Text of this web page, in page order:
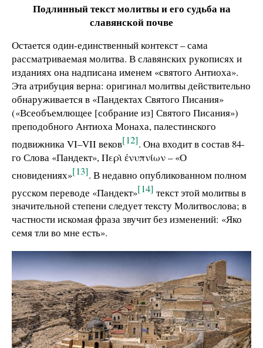
Подлинный текст молитвы и его судьба на
славянской почве
Остается один-единственный контекст – сама
рассматриваемая молитва. В славянских рукописях и
изданиях она надписана именем «святого Антиоха».
Эта атрибуция верна: оригинал молитвы действительно
обнаруживается в «Пандектах Святого Писания»
(«Всеобъемлющее [собрание из] Святого Писания»)
преподобного Антиоха Монаха, палестинского
подвижника VI–VII веков[12]. Она входит в состав 84-
го Слова «Пандект», Περὶ ἐνυπνίων – «О
сновидениях»[13]. В недавно опубликованном полном
русском переводе «Пандект»[14] текст этой молитвы в
значительной степени следует тексту Молитвослова; в
частности искомая фраза звучит без изменений: «Яко
семя тли во мне есть».